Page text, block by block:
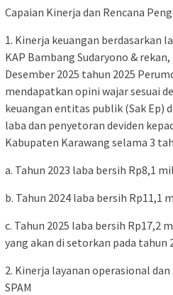
Capaian Kinerja dan Rencana
1. Kinerja keuangan berdasarkan
KAP Bambang Sudaryono &
Desember 2025 tahun 2025
mendapatkan opini wajar sesuai
keuangan entitas publik (Sak Ep)
laba dan penyetoran deviden
Kabupaten Karawang selama 3
a. Tahun 2023 laba bersih Rp8,1
b. Tahun 2024 laba bersih Rp11,1
c. Tahun 2025 laba bersih Rp17,2
yang akan di setorkan pada tahun
2. Kinerja layanan operasional
SPAM